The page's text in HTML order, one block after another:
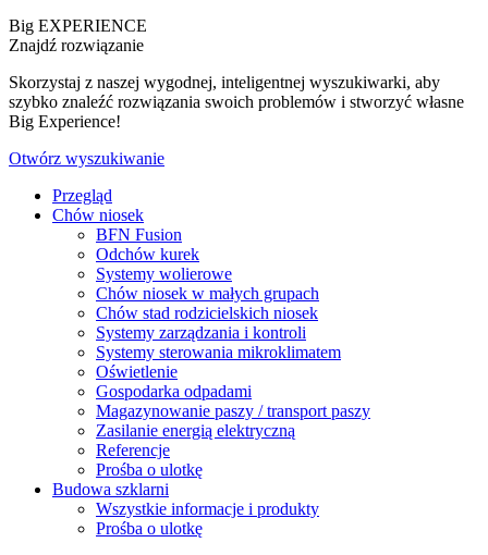
Big EXPERIENCE
Znajdź rozwiązanie
Skorzystaj z naszej wygodnej, inteligentnej wyszukiwarki, aby
szybko znaleźć rozwiązania swoich problemów i stworzyć własne
Big Experience!
Otwórz wyszukiwanie
Przegląd
Chów niosek
BFN Fusion
Odchów kurek
Systemy wolierowe
Chów niosek w małych grupach
Chów stad rodzicielskich niosek
Systemy zarządzania i kontroli
Systemy sterowania mikroklimatem
Oświetlenie
Gospodarka odpadami
Magazynowanie paszy / transport paszy
Zasilanie energią elektryczną
Referencje
Prośba o ulotkę
Budowa szklarni
Wszystkie informacje i produkty
Prośba o ulotkę